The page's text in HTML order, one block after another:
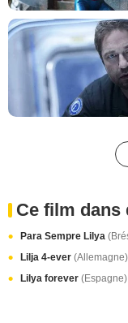
Ce film dans
Para Sempre Lilya
Lilja 4-ever (Allemagne)
Lilya forever (Espagne)